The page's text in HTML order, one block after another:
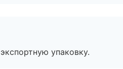
упаковку.